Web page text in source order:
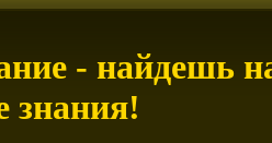
- найдешь
знания!